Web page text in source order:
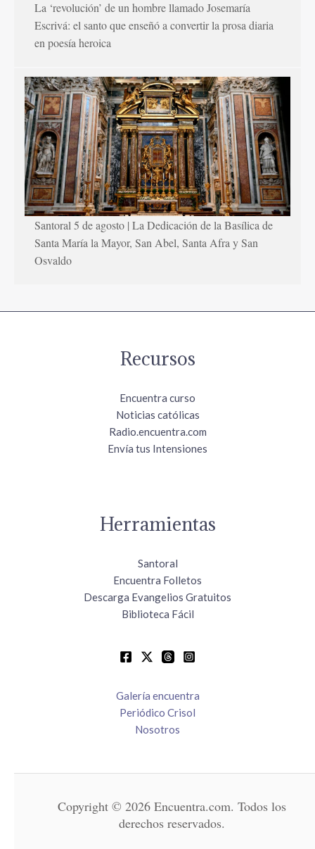
La ‘revolución’ de un hombre llamado Josemaría
Escrivá: el santo que enseñó a convertir la prosa diaria
en poesía heroica
Santoral 5 de agosto | La Dedicación de la Basílica de
Santa María la Mayor, San Abel, Santa Afra y San
Osvaldo
Recursos
Encuentra curso
Noticias católicas
Radio.encuentra.com
Envía tus Intensiones
Herramientas
Santoral
Encuentra Folletos
Descarga Evangelios Gratuitos
Biblioteca Fácil
Galería encuentra
Periódico Crisol
Nosotros
Copyright © 2026 Encuentra.com. Todos los
derechos reservados.